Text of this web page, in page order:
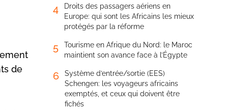
de
4
Droits des passagers aériens en
Europe: qui sont les Africains les mieux
protégés par la réforme
5
Tourisme en Afrique du Nord: le Maroc
maintient son avance face à l’Égypte
6
Système d’entrée/sortie (EES)
Schengen: les voyageurs africains
exemptés, et ceux qui doivent être
fichés